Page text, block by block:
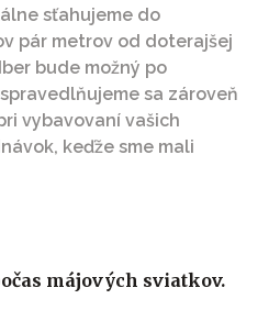
sťahujeme do
pár metrov od doterajšej
bude možný po
sa zároveň
vybavovaní vašich
keďže sme mali
májových sviatkov.